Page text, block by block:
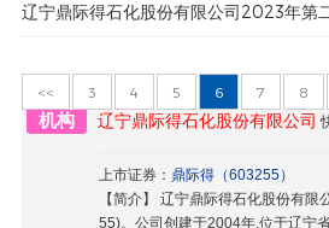
辽宁鼎际得石化股份有限公司2023年第
<< 3 4 5 6 7 8